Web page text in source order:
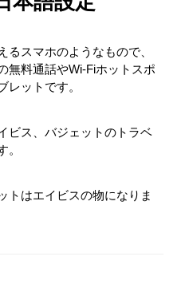
るスマホのようなもので、
無料通話やWi-Fiホットスポ
レットです。
ビス、バジェットのトラベ
。
トはエイビスの物になりま